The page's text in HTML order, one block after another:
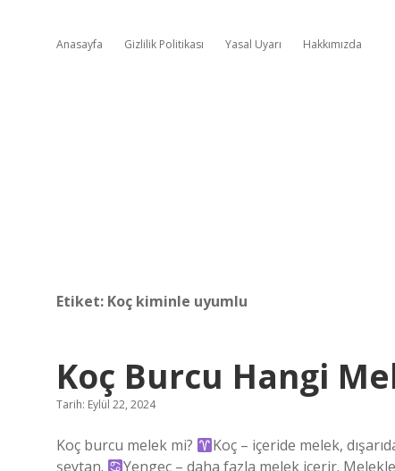
Anasayfa Gizlilik Politikası Yasal Uyarı Hakkımızda
Etiket: Koç kiminle uyumlu
Koç Burcu Hangi
Tarih: Eylül 22, 2024
Koç burcu melek mi? Koç – içeride melek,
şeytan.
Yengeç – daha fazla melek içerir.